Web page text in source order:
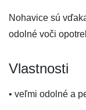
Nohavice sú
odolné voči
Vlastnosti
• veľmi odolné a